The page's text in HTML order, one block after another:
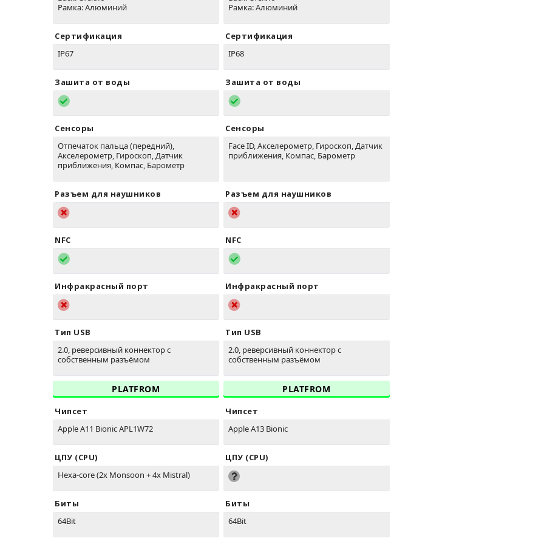
Рамка: Алюминий
Сертификация
IP67
Зашита от воды
Сенсоры
Отпечаток пальца (передний),
Акселерометр, Гироскоп, Датчик
приближения, Компас, Барометр
Разъем для наушников
NFC
Инфракрасный порт
Тип USB
2.0, реверсивный коннектор с
собственным разъёмом
PLATFROM
Чипсет
Apple A11 Bionic APL1W72
ЦПУ (CPU)
Hexa-core (2x Monsoon + 4x Mistral)
Биты
64Bit
Рамка: Алюминий
Сертификация
IP68
Зашита от воды
Сенсоры
Face ID, Акселерометр, Гироскоп, Датчик
приближения, Компас, Барометр
Разъем для наушников
NFC
Инфракрасный порт
Тип USB
2.0, реверсивный коннектор с
собственным разъёмом
PLATFROM
Чипсет
Apple A13 Bionic
ЦПУ (CPU)
Биты
64Bit